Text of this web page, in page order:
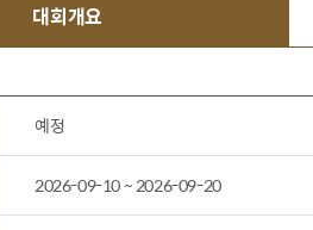
대회개요
예정
2026-09-10 ~ 2026-09-20